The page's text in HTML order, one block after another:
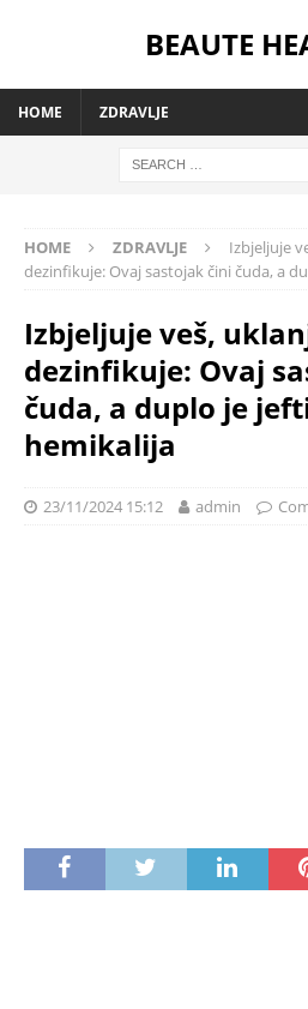
BEAUTE
HOME ZDRAVLJE
HOME ZDRAVLJE
Izbjeljuje
dezinfikuje: Ovaj sastojak čini čuda, a
Izbjeljuje veš,
dezinfikuje: Ovaj
čuda, a duplo je
hemikalija
23/11/2024 15:12 admin